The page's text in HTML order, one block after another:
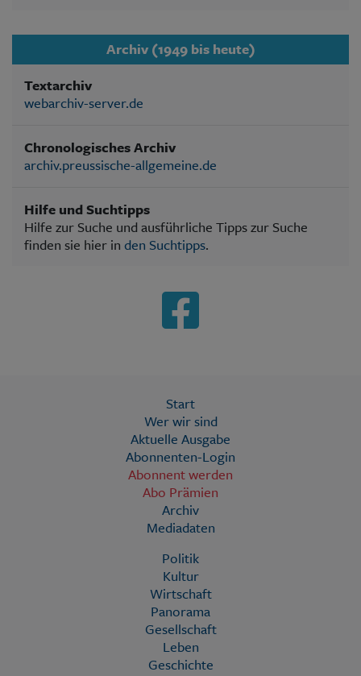
Archiv (1949 bis heute)
Textarchiv
webarchiv-server.de
Chronologisches Archiv
archiv.preussische-allgemeine.de
Hilfe und Suchtipps
Hilfe zur Suche und ausführliche Tipps zur Suche
finden sie hier in den Suchtipps.
Start
Wer wir sind
Aktuelle Ausgabe
Abonnenten-Login
Abonnent werden
Abo Prämien
Archiv
Mediadaten
Politik
Kultur
Wirtschaft
Panorama
Gesellschaft
Leben
Geschichte